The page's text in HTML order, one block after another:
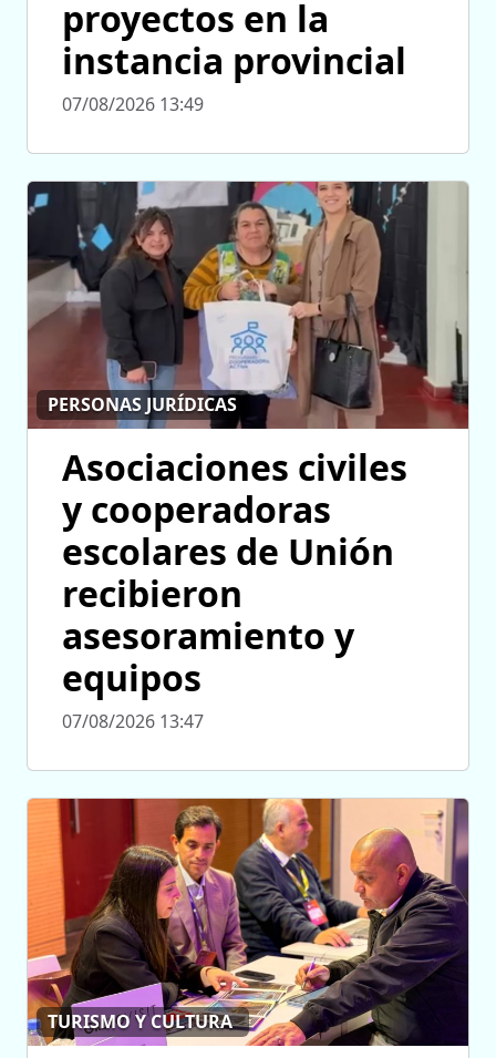
proyectos en la
instancia provincial
07/08/2026 13:49
PERSONAS JURÍDICAS
Asociaciones civiles
y cooperadoras
escolares de Unión
recibieron
asesoramiento y
equipos
07/08/2026 13:47
TURISMO Y CULTURA